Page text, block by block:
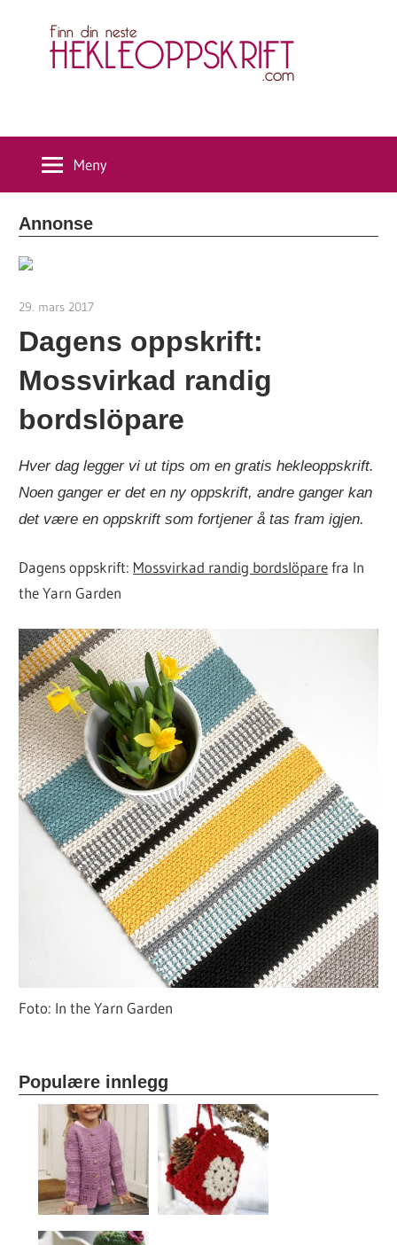
Meny
Annonse
29. mars 2017
Dagens oppskrift:
Mossvirkad randig
bordslöpare
Hver dag legger vi ut tips om en gratis hekleoppskrift.
Noen ganger er det en ny oppskrift, andre ganger kan
det være en oppskrift som fortjener å tas fram igjen.
Dagens oppskrift: Mossvirkad randig bordslöparefra In
the Yarn Garden
Foto: In the Yarn Garden
Populære innlegg